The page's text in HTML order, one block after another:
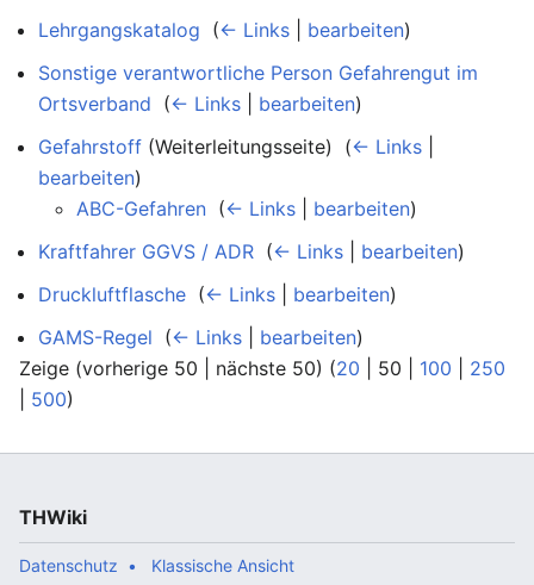
Lehrgangskatalog (← Links bearbeiten)
Sonstige verantwortliche Person Gefahrengut im
Ortsverband (← Links bearbeiten)
Gefahrstoff (Weiterleitungsseite) ‎ (← Links
bearbeiten)
ABC-Gefahren (← Links bearbeiten)
Kraftfahrer GGVS / ADR (← Links bearbeiten)
Druckluftflasche (← Links bearbeiten)
GAMS-Regel (← Links bearbeiten)
Zeige (vorherige 50 nächste 50) (20 50 100
250
500)
THWiki
Datenschutz Klassische Ansicht